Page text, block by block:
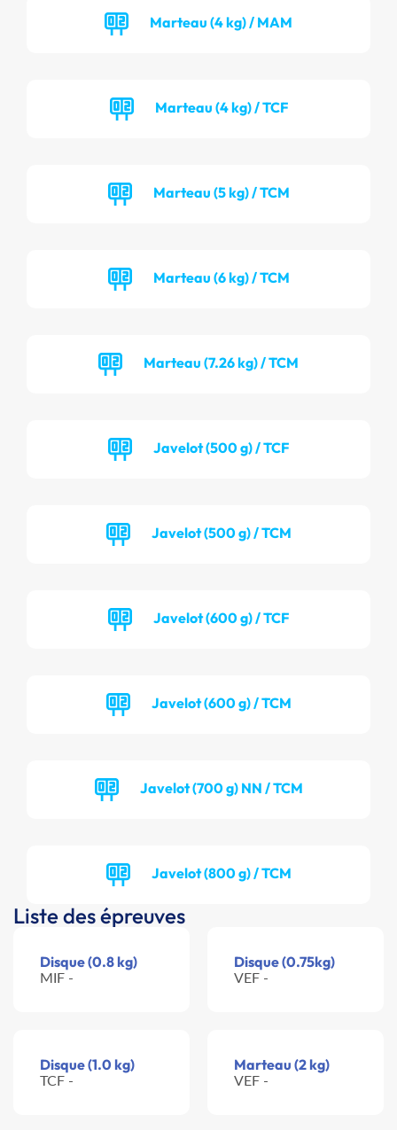
Marteau (4 kg) / MAM
Marteau (4 kg) / TCF
Marteau (5 kg) / TCM
Marteau (6 kg) / TCM
Marteau (7.26 kg) / TCM
Javelot (500 g) / TCF
Javelot (500 g) / TCM
Javelot (600 g) / TCF
Javelot (600 g) / TCM
Javelot (700 g) NN / TCM
Javelot (800 g) / TCM
Liste des épreuves
Disque (0.8 kg)
MIF -
Disque (0.75kg)
VEF -
Disque (1.0 kg)
TCF -
Marteau (2 kg)
VEF -